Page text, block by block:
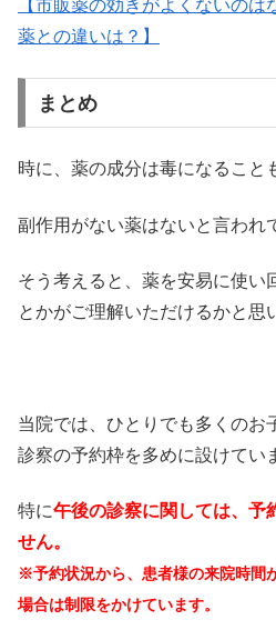
【市販薬の効きがよくないの
薬との違いは？】
まとめ
時に、薬の成分は毒になること
副作用がない薬はないと言われ
そう考えると、薬を安易に使い
とかがご理解いただけるかと思
当院では、ひとりでも多くのお
診察の予約枠を多めに設けてい
特に午後の診察に関しては、予
せん。
※予約状況から、患者様の来院時間
場合は制限をかけています。